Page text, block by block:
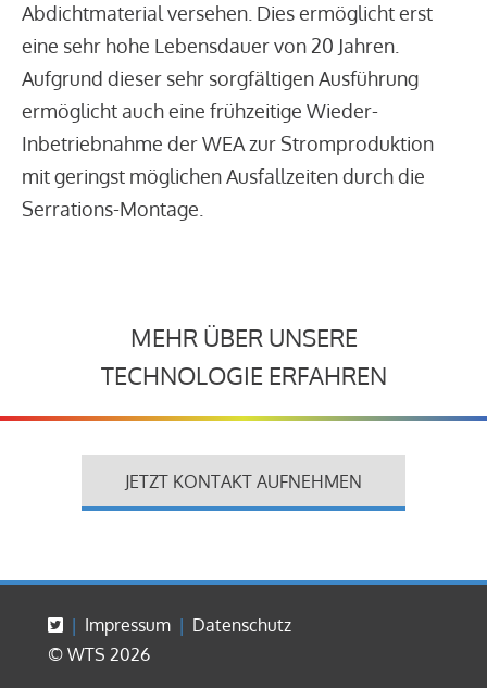
Abdichtmaterial versehen. Dies ermöglicht erst
eine sehr hohe Lebensdauer von 20 Jahren.
Aufgrund dieser sehr sorgfältigen Ausführung
ermöglicht auch eine frühzeitige Wieder-
Inbetriebnahme der WEA zur Stromproduktion
mit geringst möglichen Ausfallzeiten durch die
Serrations-Montage.
MEHR ÜBER UNSERE
TECHNOLOGIE ERFAHREN
JETZT KONTAKT AUFNEHMEN
Impressum
Datenschutz
© WTS 2026